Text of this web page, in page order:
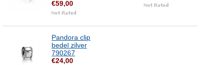
€59,00
Pandora clip
bedel zilver
790267
€24,00